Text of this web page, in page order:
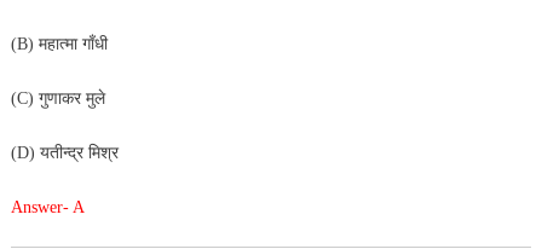
(B) महात्मा गाँधी
(C) गुणाकर मुले
(D) यतीन्द्र मिश्र
Answer- A